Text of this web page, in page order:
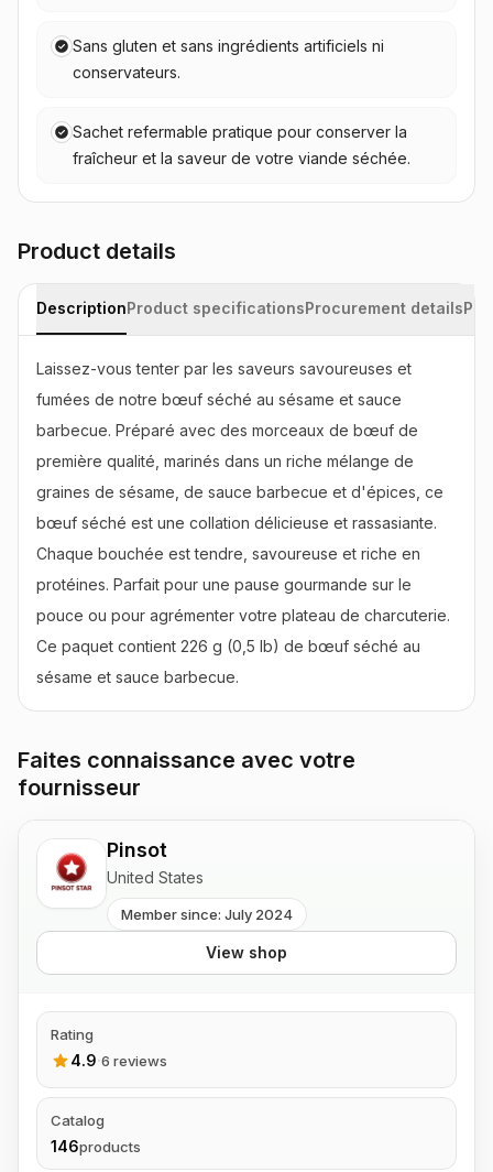
Sans gluten et sans ingrédients artificiels ni
conservateurs.
Sachet refermable pratique pour conserver la
fraîcheur et la saveur de votre viande séchée.
Product details
DescriptionProduct specificationsProcurement details
Laissez-vous tenter par les saveurs savoureuses et
fumées de notre bœuf séché au sésame et sauce
barbecue. Préparé avec des morceaux de bœuf de
première qualité, marinés dans un riche mélange de
graines de sésame, de sauce barbecue et d'épices, ce
bœuf séché est une collation délicieuse et rassasiante.
Chaque bouchée est tendre, savoureuse et riche en
protéines. Parfait pour une pause gourmande sur le
pouce ou pour agrémenter votre plateau de charcuterie.
Ce paquet contient 226 g (0,5 lb) de bœuf séché au
sésame et sauce barbecue.
Faites connaissance avec votre
fournisseur
Pinsot
United States
Member since: July 2024
View shop
Rating
4.9·6 reviews
Catalog
146products